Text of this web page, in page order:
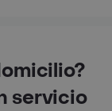
servicio